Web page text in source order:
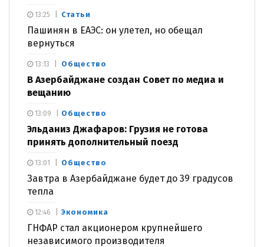
Статьи
Пашинян в ЕАЭС: он улетел, но обещал
вернуться
13:25
Общество
В Азербайджане создан Совет по медиа и
вещанию
13:13
Общество
Эльданиз Джафаров: Грузия не готова
принять дополнительный поезд
13:09
Общество
Завтра в Азербайджане будет до 39 градусов
тепла
13:01
Экономика
ГНФАР стал акционером крупнейшего
независимого производителя
12:46